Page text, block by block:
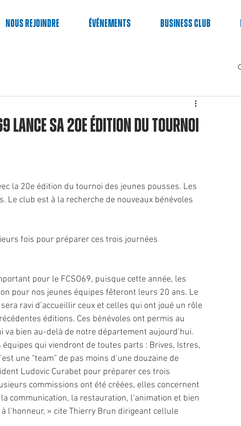
Nous rejoindre événements Business club
lance sa 20e édition du tournoi
la 20e édition du tournoi des jeunes pousses. Les
Le club est à la recherche de nouveaux bénévoles
fois pour préparer ces trois journées
pour le FCSO69, puisque cette année, les
pour nos jeunes équipes fêteront leurs 20 ans. Le
ravi d’accueillir ceux et celles qui ont joué un rôle
éditions. Ces bénévoles ont permis au
va bien au-delà de notre département aujourd’hui.
qui viendront de toutes parts : Brives, Istres,
une “team” de pas moins d’une douzaine de
Ludovic Curabet pour préparer ces trois
commissions ont été créées, elles concernent
communication, la restauration, l’animation et bien
l’honneur, » cite Thierry Brun dirigeant cellule